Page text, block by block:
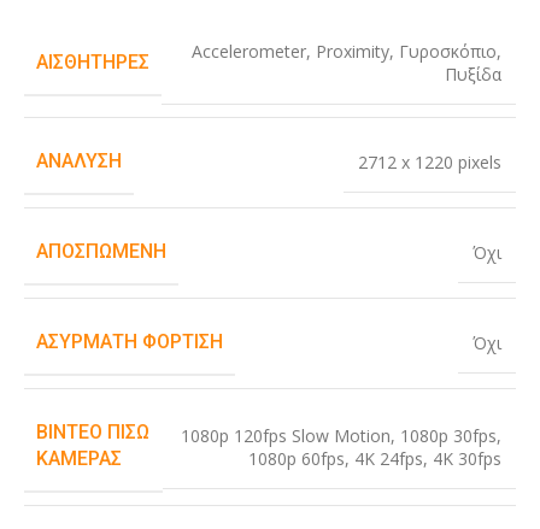
ΑΙΣΘΗΤΉΡΕΣ Accelerometer, Proximity, Γυροσκόπιο,
Πυξίδα
ΑΝΆΛΥΣΗ 2712 x 1220 pixels
ΑΠΟΣΠΏΜΕΝΗ Όχι
ΑΣΎΡΜΑΤΗ ΦΌΡΤΙΣΗ Όχι
ΒΊΝΤΕΟ ΠΊΣΩ
ΚΆΜΕΡΑΣ
1080p 120fps Slow Motion, 1080p 30fps,
1080p 60fps, 4K 24fps, 4K 30fps